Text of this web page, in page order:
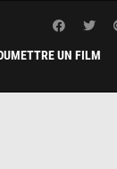
UN FILM